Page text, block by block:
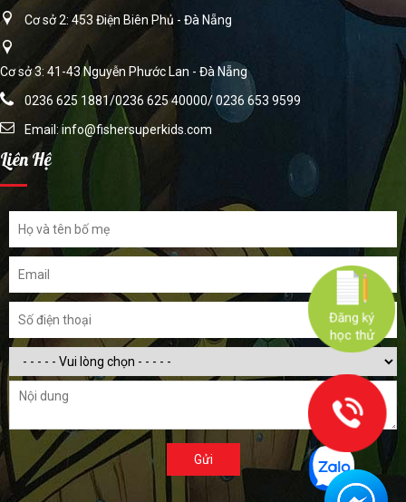
Đăng ký
học thử
Cơ sở 2: 453 Điện Biên Phủ - Đà Nẵng
Cơ sở 3: 41-43 Nguyễn Phước Lan - Đà Nẵng
0236 625 1881/0236 625 40000/ 0236 653 9599
Email:info@fishersuperkids.com
Liên Hệ
Gửi